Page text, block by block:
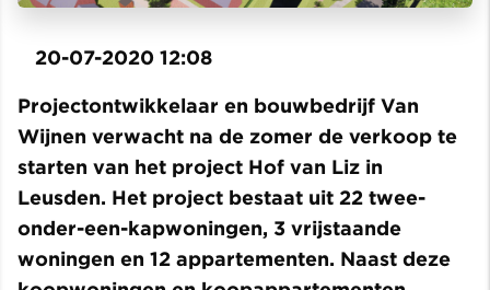
20-07-2020 12:08
Projectontwikkelaar en bouwbedrijf Van
Wijnen verwacht na de zomer de verkoop te
starten van het project Hof van Liz in
Leusden. Het project bestaat uit 22 twee-
onder-een-kapwoningen, 3 vrijstaande
woningen en 12 appartementen. Naast deze